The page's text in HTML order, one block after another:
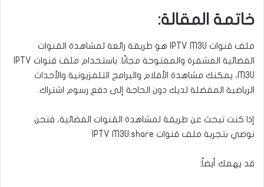
خاتمة المقالة:
ملف قنوات IPTV M3U هو طريقة رائعة لمشاهدة القنوات
الفضائية المشفرة والمفتوحة مجانًا. باستخدام ملف قنوات IPTV
M3U، يمكنك مشاهدة الأفلام والبرامج التلفزيونية والأحداث
الرياضية المفضلة لديك دون الحاجة إلى دفع رسوم اشتراك.
إذا كنت تبحث عن طريقة لمشاهدة القنوات الفضائية، فنحن
نوصي بتجربة ملف قنوات IPTV M3U.share
قد يهمك أيضاً: